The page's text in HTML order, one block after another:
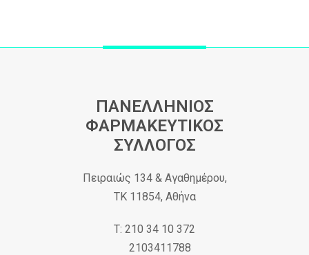
ΠΑΝΕΛΛΗΝΙΟΣ
ΦΑΡΜΑΚΕΥΤΙΚΟΣ
ΣΥΛΛΟΓΟΣ
Πειραιώς 134 & Αγαθημέρου,
ΤΚ 11854, Αθήνα
Τ: 210 34 10 372
2103411788